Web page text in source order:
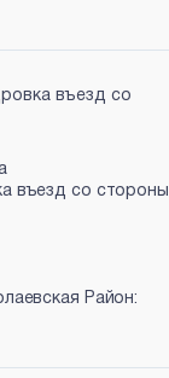
въезд со
въезд со стороны
Район: